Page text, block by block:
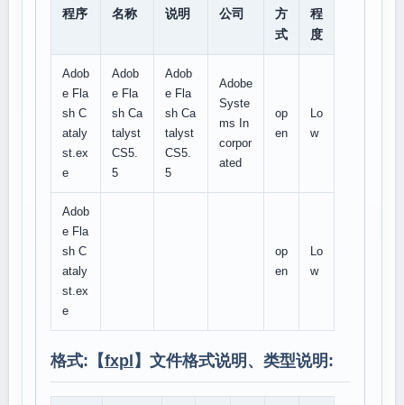
程序
名称
说明
公司
方
式
程
度
Adob
e Fla
sh C
ataly
st.ex
e
Adob
e Fla
sh Ca
talyst
CS5.
5
Adob
e Fla
sh Ca
talyst
CS5.
5
Adobe
Syste
ms In
corpor
ated
op
en
Lo
w
Adob
e Fla
sh C
ataly
st.ex
e
op
en
Lo
w
格式:【fxpl 】文件格式说明、类型说明: